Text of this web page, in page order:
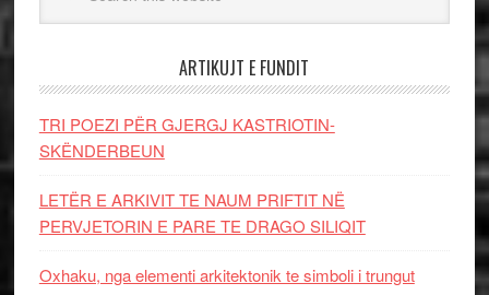
ARTIKUJT E FUNDIT
TRI POEZI PËR GJERGJ KASTRIOTIN-
SKËNDERBEUN
LETËR E ARKIVIT TE NAUM PRIFTIT NË
PERVJETORIN E PARE TE DRAGO SILIQIT
Oxhaku, nga elementi arkitektonik te simboli i trungut